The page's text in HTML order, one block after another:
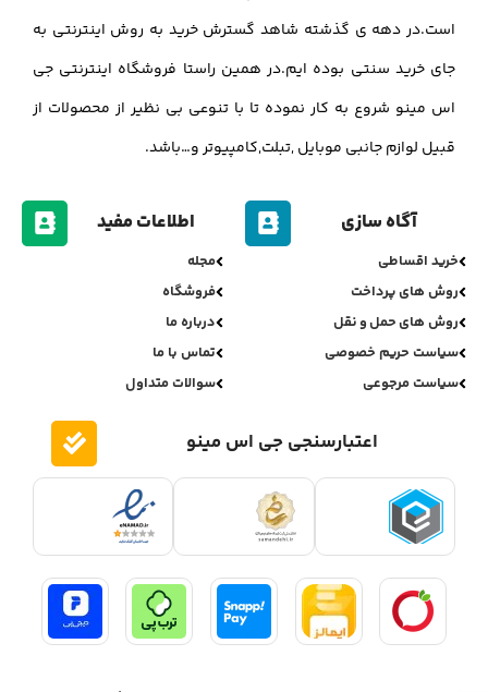
است.در دهه ی گذشته شاهد گسترش خرید به روش اینترنتی به
جای خرید سنتی بوده ایم.در همین راستا فروشگاه اینترنتی جی
اس مینو شروع به کار نموده تا با تنوعی بی نظیر از محصولات از
قبیل لوازم جانبی موبایل ,تبلت,کامپیوتر و…باشد.
آگاه سازی
خرید اقساطی
روش های پرداخت
روش های حمل و نقل
سیاست حریم خصوصی
سیاست مرجوعی
اطلاعات مفید
مجله
فروشگاه
درباره ما
تماس با ما
سوالات متداول
اعتبارسنجی جی اس مینو